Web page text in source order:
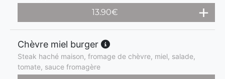
13.90€
Chèvre miel burger
Steak haché maison, fromage de chèvre, miel, salade,
tomate, sauce fromagère